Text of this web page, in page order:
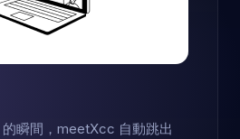
瞬間，meetXcc 自動跳出